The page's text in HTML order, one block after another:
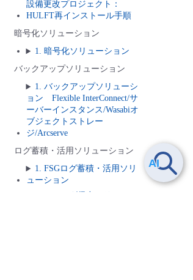
設備更改プロジェクト：
HULFT再インストール手順
暗号化ソリューション
1. 暗号化ソリューション
バックアップソリューション
1. バックアップソリューシ
ョン Flexible InterConnect/サ
ーバーインスタンス/Wasabiオ
ブジェクトストレー
ジ/Arcserve
ログ蓄積・活用ソリューション
1. FSGログ蓄積・活用ソリ
ューション